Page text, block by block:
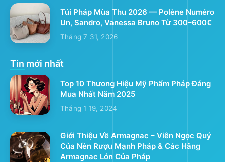
Túi Pháp Mùa Thu 2026 — Polène Numéro
Un, Sandro, Vanessa Bruno Từ 300–600€
Tháng 7 31, 2026
Tin mới nhất
Top 10 Thương Hiệu Mỹ Phẩm Pháp Đáng
Mua Nhất Năm 2025
Tháng 1 19, 2024
Giới Thiệu Về Armagnac – Viên Ngọc Quý
Của Nền Rượu Mạnh Pháp & Các Hãng
Armagnac Lớn Của Pháp